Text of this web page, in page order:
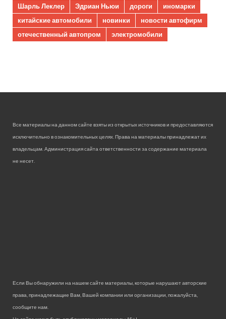
Шарль Леклер
Эдриан Ньюи дороги
иномарки
китайские автомобили
новинки
новости автофирм
отечественный автопром
электромобили
Все материалы на данном сайте взяты из открытых источников и предоставляются
исключительно в ознакомительных целях. Права на материалы принадлежат их
владельцам. Администрация сайта ответственности за содержание материала
не несет.
Если Вы обнаружили на нашем сайте материалы, которые нарушают авторские
права, принадлежащие Вам, Вашей компании или организации, пожалуйста,
сообщите нам.